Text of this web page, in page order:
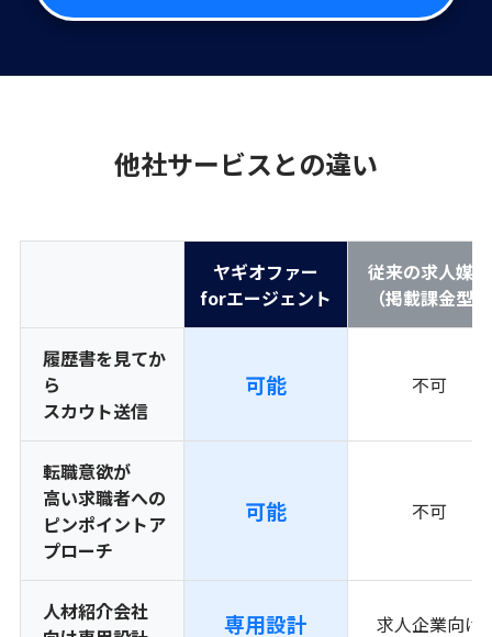
他社サービスとの違い
ヤギオファー
forエージェント
従来の求人媒体
（掲載課金型）
履歴書を見てか
ら
スカウト送信
可能 不可
転職意欲が
高い求職者への
ピンポイントア
プローチ
可能 不可
人材紹介会社
専用設計 求人企業向け